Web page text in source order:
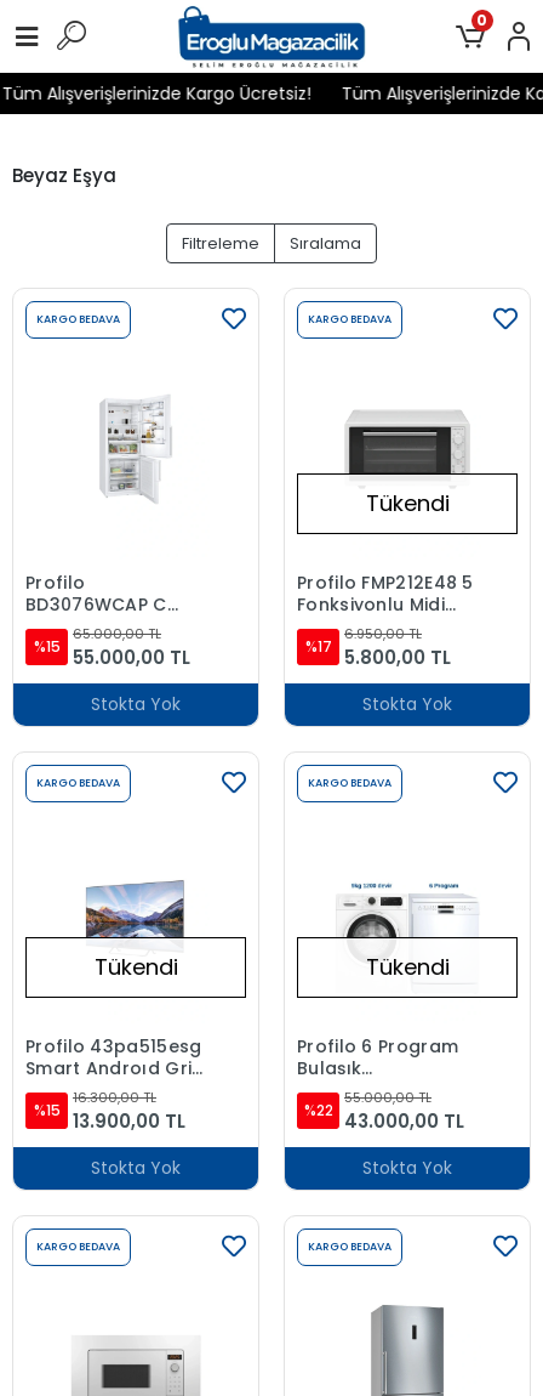
Alışverişlerinizde Kargo Ücretsiz! Tüm Alışverişlerinizde
0
Beyaz Eşya
Filtreleme Sıralama
KARGO BEDAVA
Profilo
BD3076WCAP C
Enerji Sınıfı 526 L
Alttan Donduruculu
No-Frost Buzdolabı
%15
65.000,00 TL
55.000,00 TL
Stokta Yok
KARGO BEDAVA
Tükendi
Profilo FMP212E48 5
Fonksiyonlu Midi
Fırın
%17
6.950,00 TL
5.800,00 TL
Stokta Yok
KARGO BEDAVA
Tükendi
Profilo 43pa515esg
Smart Androıd Gri
Led Tv
%15
16.300,00 TL
13.900,00 TL
Stokta Yok
KARGO BEDAVA
Tükendi
Profilo 6 Program
Bulaşık
Makinesi(BM6320MA)
+9 Kg 1200 Devir
Çamaşır
Makinesi(CGA242X3TR)
%22
55.000,00 TL
43.000,00 TL
Stokta Yok
KARGO BEDAVA KARGO BEDAVA